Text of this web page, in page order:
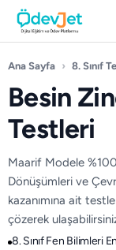
Ana Sayfa › 8. Sınıf
Besin
Testleri
Maarif Modele
Dönüşümleri ve
kazanımına ait
çözerek
8. Sınıf Fen Bilimleri